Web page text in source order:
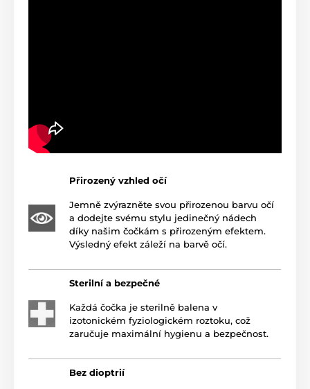
Přirozený vzhled očí
Jemně zvýrazněte svou přirozenou barvu očí
a dodejte svému stylu jedinečný nádech
díky našim čočkám s přirozeným efektem.
Výsledný efekt záleží na barvě očí.
Sterilní a bezpečné
Každá čočka je sterilně balena v
izotonickém fyziologickém roztoku, což
zaručuje maximální hygienu a bezpečnost.
Bez dioptrií